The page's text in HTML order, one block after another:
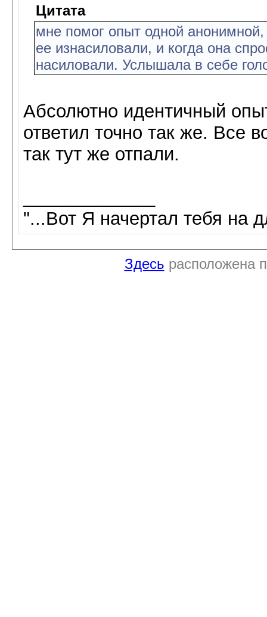
Цитата
мне помог опыт одной анонимной,
ее изнасиловали, и когда она
насиловали. Услышала в себе
Абсолютно идентичный
ответил точно так же. Все
так тут же отпали.
"...Вот Я начертал тебя на
Здесь расположена